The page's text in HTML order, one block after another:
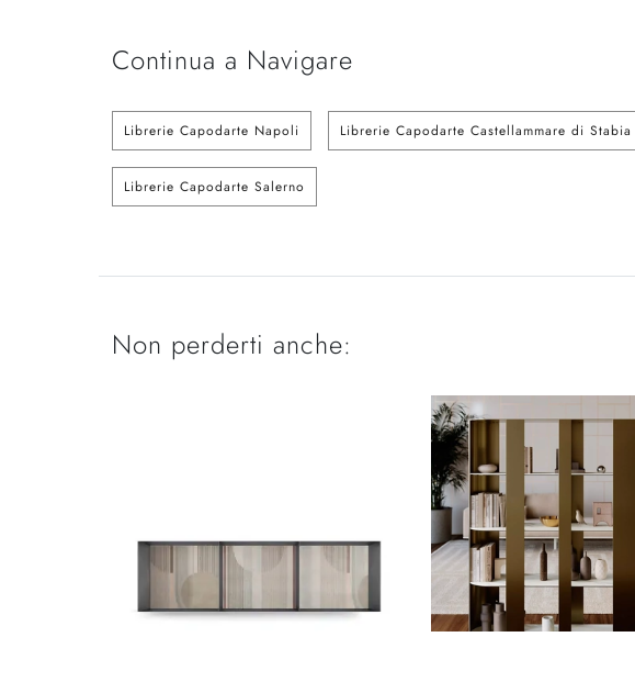
Continua a Navigare
Librerie Capodarte Napoli Librerie Capodarte Castellammare di Stabia
Librerie Capodarte Salerno
Non perderti anche: